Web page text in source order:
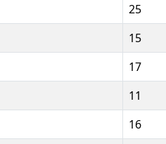
25
15
17
11
16